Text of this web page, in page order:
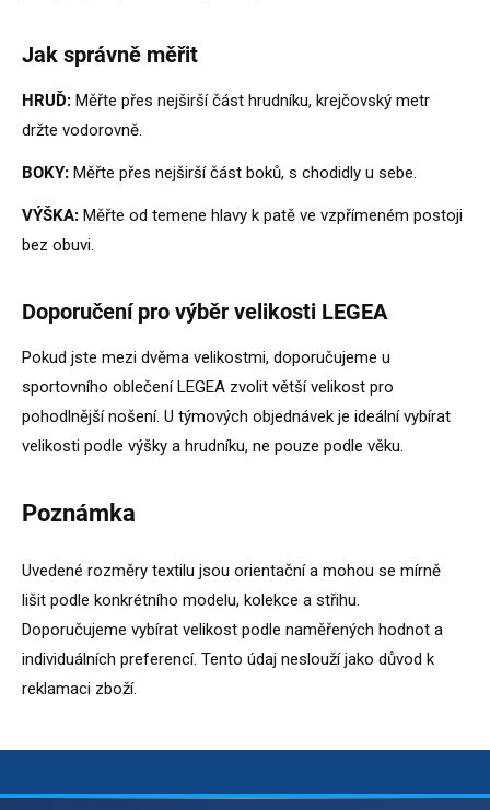
Jak správně měřit
HRUĎ: Měřte přes nejširší část hrudníku, krejčovský metr
držte vodorovně.
BOKY: Měřte přes nejširší část boků, s chodidly u sebe.
VÝŠKA: Měřte od temene hlavy k patě ve vzpřímeném postoji
bez obuvi.
Doporučení pro výběr velikosti LEGEA
Pokud jste mezi dvěma velikostmi, doporučujeme u
sportovního oblečení LEGEA zvolit větší velikost pro
pohodlnější nošení. U týmových objednávek je ideální vybírat
velikosti podle výšky a hrudníku, ne pouze podle věku.
Poznámka
Uvedené rozměry textilu jsou orientační a mohou se mírně
lišit podle konkrétního modelu, kolekce a střihu.
Doporučujeme vybírat velikost podle naměřených hodnot a
individuálních preferencí. Tento údaj neslouží jako důvod k
reklamaci zboží.